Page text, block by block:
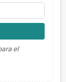
el